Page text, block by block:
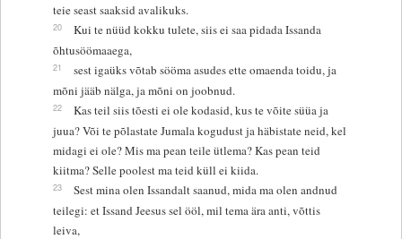
teie seast saaksid avalikuks.
20
Kui te nüüd kokku tulete, siis ei saa pidada Issanda
õhtusöömaaega,
21
sest igaüks võtab sööma asudes ette omaenda toidu, ja
mõni jääb nälga, ja mõni on joobnud.
22
Kas teil siis tõesti ei ole kodasid, kus te võite süüa ja
juua? Või te põlastate Jumala kogudust ja häbistate neid, kel
midagi ei ole? Mis ma pean teile ütlema? Kas pean teid
kiitma? Selle poolest ma teid küll ei kiida.
23
Sest mina olen Issandalt saanud, mida ma olen andnud
teilegi: et Issand Jeesus sel ööl, mil tema ära anti, võttis
leiva,